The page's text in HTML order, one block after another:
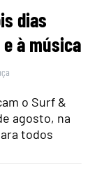
dias
à música
o Surf &
agosto, na
todos